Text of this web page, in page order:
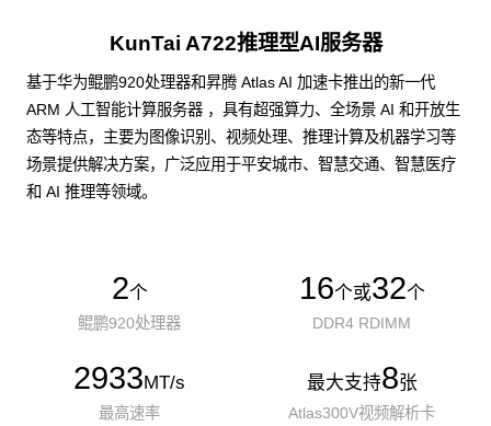
KunTai A722推理型AI服务器
基于华为鲲鹏920处理器和昇腾 Atlas AI 加速卡推出的新一代
ARM 人工智能计算服务器 ，具有超强算力、全场景 AI 和开放生
态等特点，主要为图像识别、视频处理、推理计算及机器学习等
场景提供解决方案，广泛应用于平安城市、智慧交通、智慧医疗
和 AI 推理等领域。
2个
鲲鹏920处理器
16个或32个
DDR4 RDIMM
2933MT/s
最高速率
最大支持8张
Atlas300V视频解析卡